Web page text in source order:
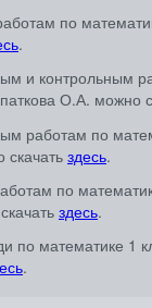
по
.
и контрольным
О.А. можно
работам по
здесь.
по
здесь.
по математике 1
.